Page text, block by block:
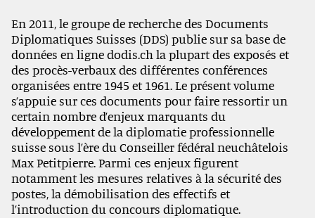
En 2011, le groupe de recherche des Documents
Diplomatiques Suisses (DDS) publie sur sa base de
données en ligne dodis.ch la plupart des exposés et
des procès-verbaux des différentes conférences
organisées entre 1945 et 1961. Le présent volume
s’appuie sur ces documents pour faire ressortir un
certain nombre d’enjeux marquants du
développement de la diplomatie professionnelle
suisse sous l’ère du Conseiller fédéral neuchâtelois
Max Petitpierre. Parmi ces enjeux figurent
notamment les mesures relatives à la sécurité des
postes, la démobilisation des effectifs et
l’introduction du concours diplomatique.